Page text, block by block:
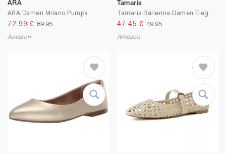
ARA
ARA Damen Milano Pumps
72.99 €89.95
Amazon
Tamaris
47.45 € 49.95
Amazon